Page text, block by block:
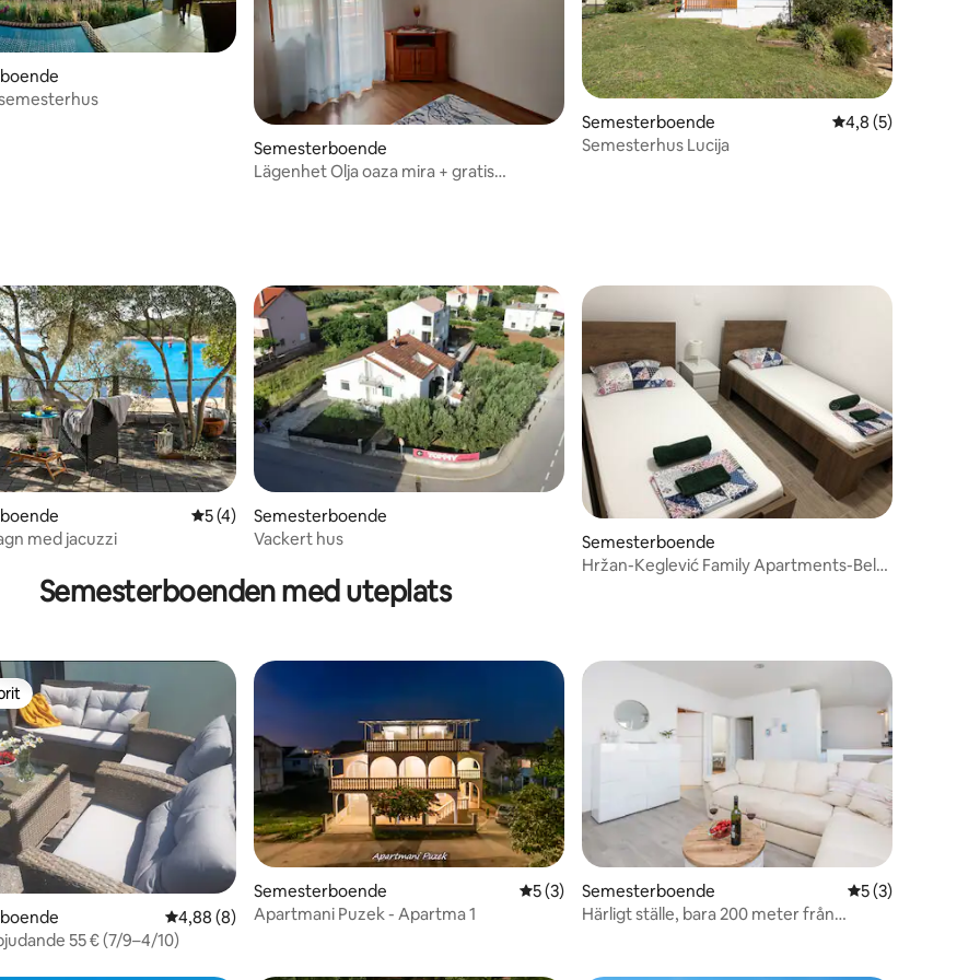
Semesterboende
Lägenhet Olja oaza mira + gratis
Semesterboende 4,8 av 5 i
4,8 (5)
Semesterhus Lucija
5 av 5 i genomsnittligt betyg, 4 omdömen
5 (4)
med jacuzzi
Semesterboende
Vackert hus
Semesterboende
Hržan-Keglević Family Apartments-Bela
Semesterboenden med uteplats
betyg, 7 omdömen
4,88 av 5 i genomsnittligt betyg, 8 omdömen
4,88 (8)
55 € (7/9–4/10)
Semesterboende 5 av 5 i genomsnittligt betyg, 3 omdömen
5 (3)
Apartmani Puzek - Apartma 1
Semesterboende 5 av 5 i
5 (3)
Härligt ställe, bara 200 meter från